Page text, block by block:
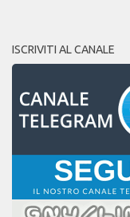
ISCRIVITI AL CANALE